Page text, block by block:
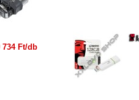
734 Ft/db